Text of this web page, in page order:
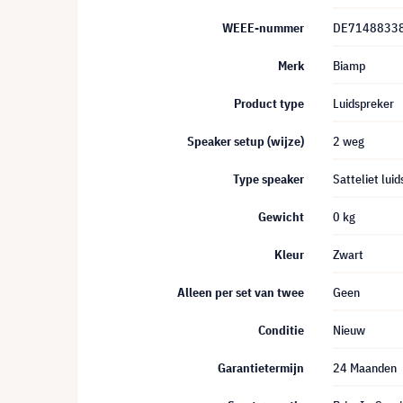
WEEE-nummer
Merk Biamp
Product type Luidspreker
Speaker setup (wijze) 2 weg
Type speaker Satteliet
Gewicht 0 kg
Kleur Zwart
Alleen per set van twee Geen
Conditie Nieuw
Garantietermijn 24 Maanden